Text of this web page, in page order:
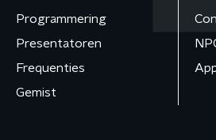
Programmering
Presentatoren
Frequenties
Gemist